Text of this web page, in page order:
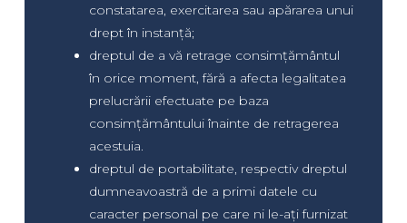
constatarea, exercitarea sau apărarea unui
drept în instanță;
dreptul de a vă retrage consimțământul
în orice moment, fără a afecta legalitatea
prelucrării efectuate pe baza
consimțământului înainte de retragerea
acestuia.
dreptul de portabilitate, respectiv dreptul
dumneavoastră de a primi datele cu
caracter personal pe care ni le-ați furnizat